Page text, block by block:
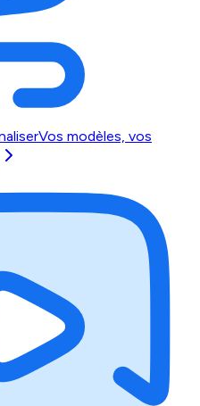
Vos modèles, vos